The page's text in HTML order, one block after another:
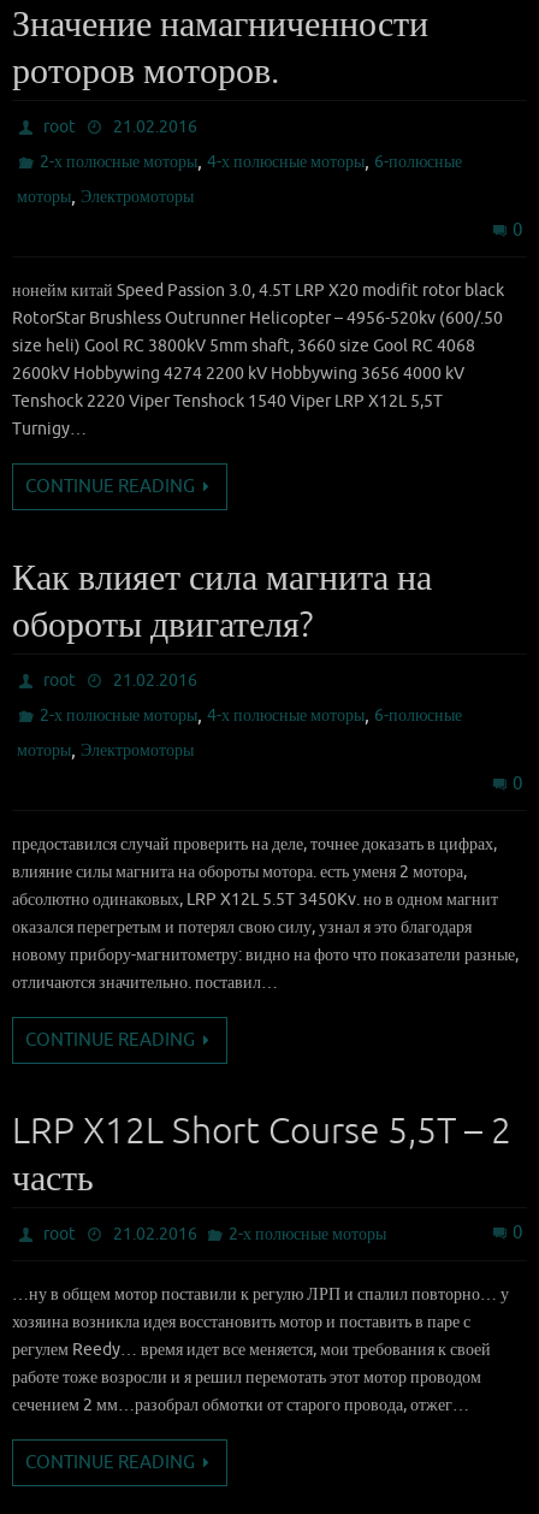
Значение намагниченности
роторов моторов.
root
21.02.2016
2-х полюсные моторы,4-х полюсные моторы, 6-полюсные
моторы, Электромоторы
0
нонейм китай Speed Passion 3.0, 4.5T LRP X20 modifit rotor black
RotorStar Brushless Outrunner Helicopter – 4956-520kv (600/.50
size heli) Gool RC 3800kV 5mm shaft, 3660 size Gool RC 4068
2600kV Hobbywing 4274 2200 kV Hobbywing 3656 4000 kV
Tenshock 2220 Viper Tenshock 1540 Viper LRP X12L 5,5T
Turnigy…
CONTINUE READING
Как влияет сила магнита на
обороты двигателя?
root
21.02.2016
2-х полюсные моторы,4-х полюсные моторы, 6-полюсные
моторы, Электромоторы
0
предоставился случай проверить на деле, точнее доказать в цифрах,
влияние силы магнита на обороты мотора. есть уменя 2 мотора,
абсолютно одинаковых, LRP X12L 5.5T 3450Kv. но в одном магнит
оказался перегретым и потерял свою силу, узнал я это благодаря
новому прибору-магнитометру: видно на фото что показатели разные,
отличаются значительно. поставил…
CONTINUE READING
LRP X12L Short Course 5,5T – 2
часть
root 21.02.2016 2-х полюсные моторы 0
…ну в общем мотор поставили к регулю ЛРП и спалил повторно… у
хозяина возникла идея восстановить мотор и поставить в паре с
регулем Reedy… время идет все меняется, мои требования к своей
работе тоже возросли и я решил перемотать этот мотор проводом
сечением 2 мм…разобрал обмотки от старого провода, отжег…
CONTINUE READING